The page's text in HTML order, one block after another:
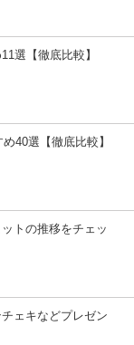
選【徹底比較】
40選【徹底比較】
トの推移をチェッ
ェキなどプレゼン